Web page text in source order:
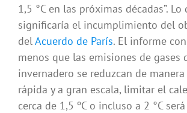
1,5 °C en las próximas décadas”. Lo
significaría el incumplimiento del
delAcuerdo de París. El informe
menos que las emisiones de gases
invernadero se reduzcan de
rápida y a gran escala, limitar el
cerca de 1,5 ºC o incluso a 2 °C